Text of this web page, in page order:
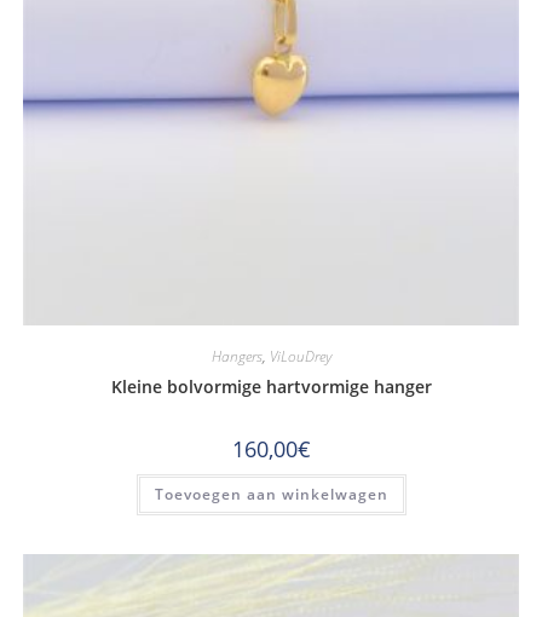
Hangers, ViLouDrey
Kleine bolvormige hartvormige hanger
160,00€
Toevoegen aan winkelwagen